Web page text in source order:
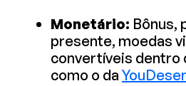
Monetário: Bônus,
presente, moedas
convertíveis dentro
como o da